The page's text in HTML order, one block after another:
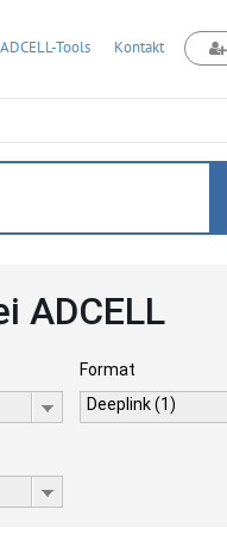
ADCELL-Tools Kontakt
ADCELL
Format
Deeplink (1)